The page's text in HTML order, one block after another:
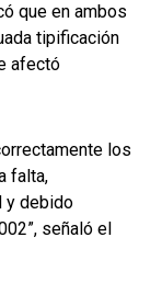
que en ambos
tipificación
afectó
los
falta,
y debido
señaló el